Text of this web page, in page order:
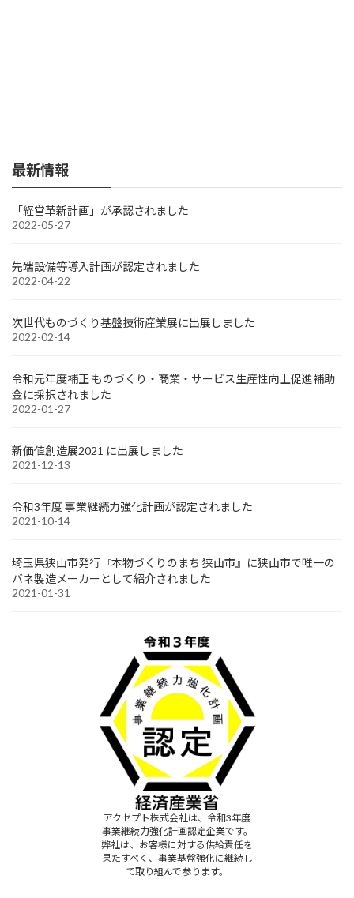
最新情報
「経営革新計画」が承認されました
2022-05-27
先端設備等導入計画が認定されました
2022-04-22
次世代ものづくり基盤技術産業展に出展しました
2022-02-14
令和元年度補正 ものづくり・商業・サービス生産性向上促進補助
金に採択されました
2022-01-27
新価値創造展2021 に出展しました
2021-12-13
令和3年度 事業継続力強化計画が認定されました
2021-10-14
埼玉県狭山市発行『本物づくりのまち 狭山市』に狭山市で唯一の
バネ製造メーカーとして紹介されました
2021-01-31
アクセプト株式会社は、令和3年度
事業継続力強化計画認定企業です。
弊社は、お客様に対する供給責任を
果たすべく、事業基盤強化に継続し
て取り組んで参ります。